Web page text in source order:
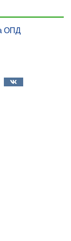
ОПД